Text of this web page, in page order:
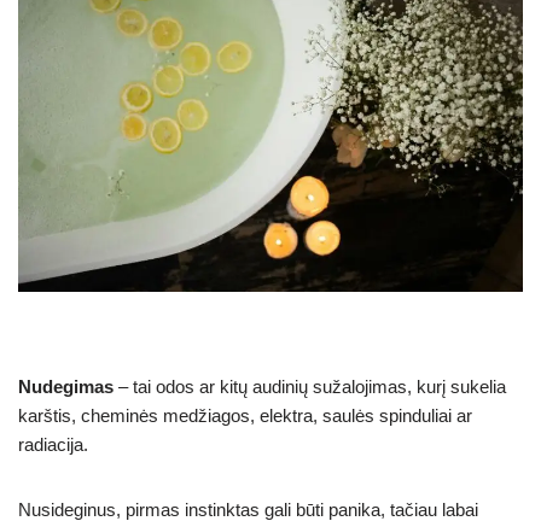
Nudegimas – tai odos ar kitų audinių sužalojimas, kurį sukelia
karštis, cheminės medžiagos, elektra, saulės spinduliai ar
radiacija.
Nusideginus, pirmas instinktas gali būti panika, tačiau labai